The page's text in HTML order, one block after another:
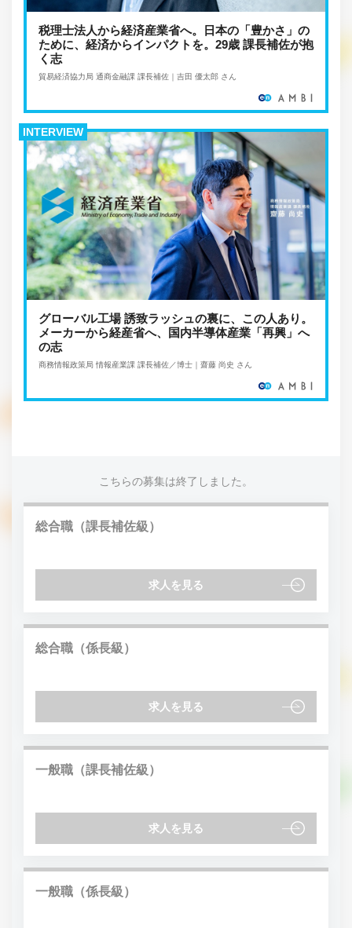
税理士法人から経済産業省へ。日本の「豊かさ」の
ために、経済からインパクトを。29歳 課長補佐が抱
く志
貿易経済協力局 通商金融課 課長補佐｜吉田 優太郎 さん
INTERVIEW
グローバル工場 誘致ラッシュの裏に、この人あり。
メーカーから経産省へ、国内半導体産業「再興」へ
の志
商務情報政策局 情報産業課 課長補佐／博士｜齋藤 尚史 さん
こちらの募集は終了しました。
総合職（課長補佐級）
求人を見る
総合職（係長級）
求人を見る
一般職（課長補佐級）
求人を見る
一般職（係長級）